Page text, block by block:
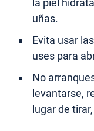
la piel
uñas.
Evita usar
uses para
No
levantarse,
lugar de